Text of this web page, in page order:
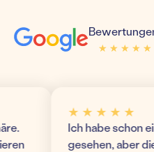
★ ★ ★ ★ ★
★ ★ ★ ★ ★
★ ★ ★ ★ ★
Ich habe schon ein
gesehen, aber die